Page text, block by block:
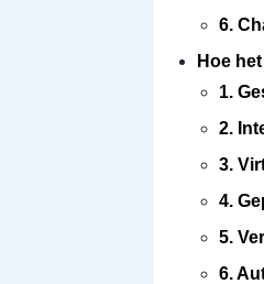
6.
Hoe
1.
2.
3.
4.
5.
6.